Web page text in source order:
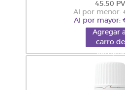
45.50 PV
Al por menor:
Al por mayor:
Agregar
carro de
compra